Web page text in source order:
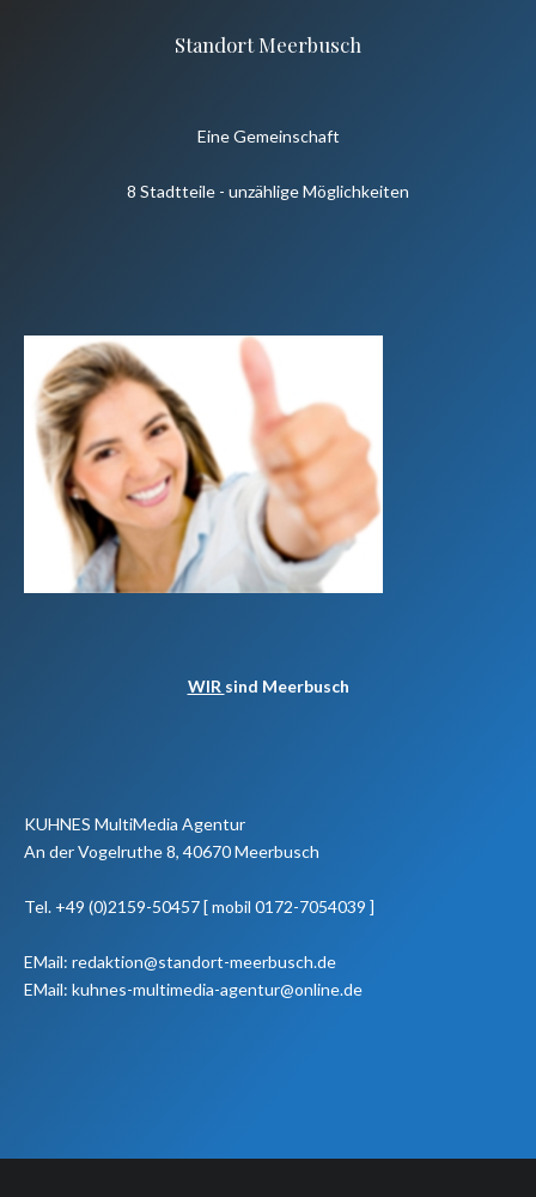
Standort Meerbusch
Eine Gemeinschaft
8 Stadtteile - unzählige Möglichkeiten
WIR sind Meerbusch
KUHNES MultiMedia Agentur
An der Vogelruthe 8, 40670 Meerbusch
Tel. +49 (0)2159-50457 [ mobil 0172-7054039 ]
EMail: redaktion@standort-meerbusch.de
EMail: kuhnes-multimedia-agentur@online.de